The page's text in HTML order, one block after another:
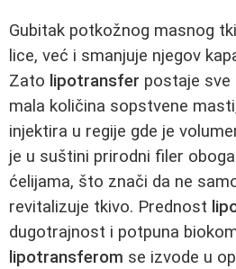
Gubitak potkožnog masnog
lice, već i smanjuje njegov
Zato lipotransfer postaje sve
mala količina sopstvene
injektira u regije gde je
je u suštini prirodni filer
ćelijama, što znači da ne
revitalizuje tkivo. Prednost
dugotrajnost i potpuna
lipotransferom se izvode u